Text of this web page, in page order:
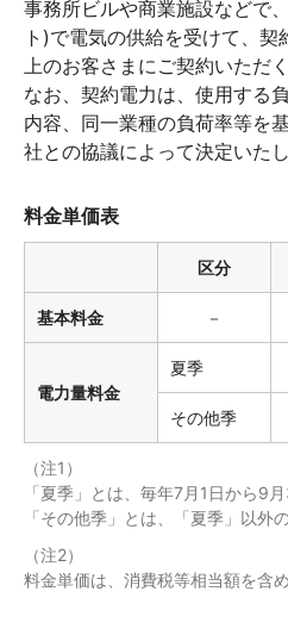
事務所ビルや商業施設などで
ト)で電気の供給を受けて、
上のお客さまにご契約いただ
なお、契約電力は、使用する
内容、同一業種の負荷率等を
社との協議によって決定いたし
料金単価表
区分
基本料金 －
電力量料金
夏季
その他季
（注1）
「夏季」とは、毎年7月1日から9
「その他季」とは、「夏季」以外
（注2）
料金単価は、消費税等相当額を含